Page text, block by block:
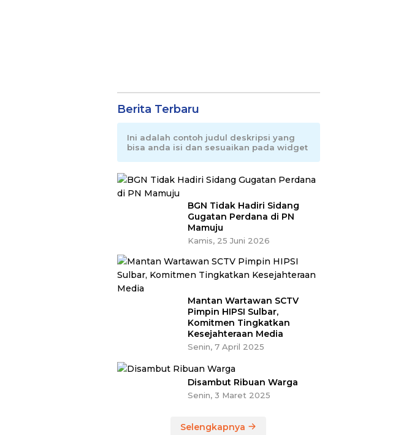
Berita Terbaru
Ini adalah contoh judul deskripsi yang
bisa anda isi dan sesuaikan pada widget
BGN Tidak Hadiri Sidang
Gugatan Perdana di PN
Mamuju
Kamis, 25 Juni 2026
Mantan Wartawan SCTV
Pimpin HIPSI Sulbar,
Komitmen Tingkatkan
Kesejahteraan Media
Senin, 7 April 2025
Disambut Ribuan Warga
Senin, 3 Maret 2025
Selengkapnya